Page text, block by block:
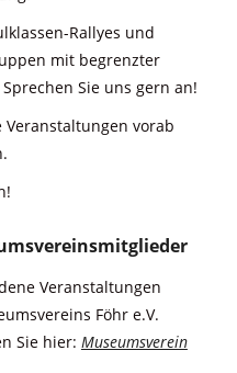
Rallyes und
mit begrenzter
Sie uns gern an!
vorab
Veranstaltungen
Föhr e.V.
Sie hier: Museumsverein